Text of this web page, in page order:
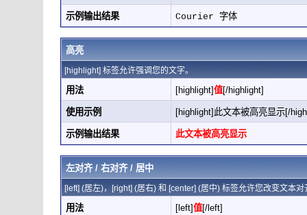
示例输出结果 Courier 字体
高亮
[highlight] 标签允许强调您的文字。
用法 [highlight]值[/highlight]
使用示例 [highlight]此文本被高亮显示[/
示例输出结果 此文本被高亮显示
左对齐 / 右对齐 / 居中
[left] (居左)，[right] (居右) 和 [center] (居中) 标签允许您改变文本对
用法 [left]值[/left]